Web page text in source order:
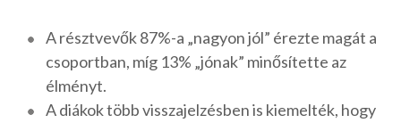
A résztvevők 87%-a „nagyon jól” érezte magát a
csoportban, míg 13% „jónak” minősítette az
élményt.
A diákok több visszajelzésben is kiemelték, hogy